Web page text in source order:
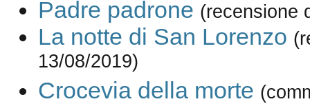
Padre padrone (recensione
La notte di San Lorenzo
13/08/2019)
Crocevia della morte